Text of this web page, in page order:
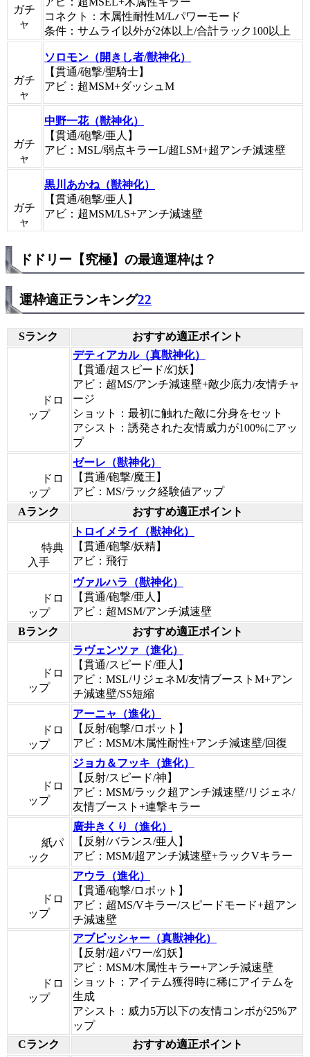
ガチ
ャ
コネクト：木属性耐性M/Lパワーモード
条件：サムライ以外が2体以上/合計ラック100以上
ガチ
ャ
ソロモン（開きし者/獣神化）
【貫通/砲撃/聖騎士】
アビ：超MSM+ダッシュM
ガチ
ャ
中野一花（獣神化）
【貫通/砲撃/亜人】
アビ：MSL/弱点キラーL/超LSM+超アンチ減速壁
ガチ
ャ
黒川あかね（獣神化）
【貫通/砲撃/亜人】
アビ：超MSM/LS+アンチ減速壁
ドドリー【究極】の最適運枠は？
運枠適正ランキング22
Sランク おすすめ適正ポイント
ドロ
ップ
デティアカル（真獣神化）
【貫通/超スピード/幻妖】
アビ：超MS/アンチ減速壁+敵少底力/友情チャ
ージ
ショット：最初に触れた敵に分身をセット
アシスト：誘発された友情威力が100%にアッ
プ
ドロ
ップ
ゼーレ（獣神化）
【貫通/砲撃/魔王】
アビ：MS/ラック経験値アップ
Aランク
おすすめ適正ポイント
特典
入手
トロイメライ（獣神化）
【貫通/砲撃/妖精】
アビ：飛行
ドロ
ップ
ヴァルハラ（獣神化）
【貫通/砲撃/亜人】
アビ：超MSM/アンチ減速壁
Bランク
おすすめ適正ポイント
ドロ
ップ
ラヴェンツァ（進化）
【貫通/スピード/亜人】
アビ：MSL/リジェネM/友情ブーストM+アン
チ減速壁/SS短縮
ドロ
ップ
アーニャ（進化）
【反射/砲撃/ロボット】
アビ：MSM/木属性耐性+アンチ減速壁/回復
ドロ
ップ
ジョカ＆フッキ（進化）
【反射/スピード/神】
アビ：MSM/ラック超アンチ減速壁/リジェネ/
友情ブースト+連撃キラー
紙パ
ック
廣井きくり（進化）
【反射/バランス/亜人】
アビ：MSM/超アンチ減速壁+ラックVキラー
ドロ
ップ
アウラ（進化）
【貫通/砲撃/ロボット】
アビ：超MS/Vキラー/スピードモード+超アン
チ減速壁
ドロ
ップ
アブピッシャー（真獣神化）
【反射/超パワー/幻妖】
アビ：MSM/木属性キラー+アンチ減速壁
ショット：アイテム獲得時に稀にアイテムを
生成
アシスト：威力5万以下の友情コンボが25%ア
ップ
Cランク
おすすめ適正ポイント